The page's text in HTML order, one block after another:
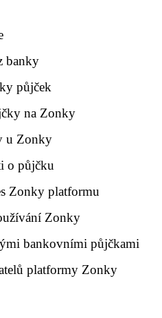
banky
půjček
na Zonky
u Zonky
o půjčku
Zonky platformu
Zonky
bankovními půjčkami
platformy Zonky